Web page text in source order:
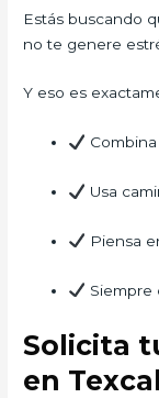
Estás buscando
no te genere
Y eso es
Usa
Piensa
Siempre
Solicita
en